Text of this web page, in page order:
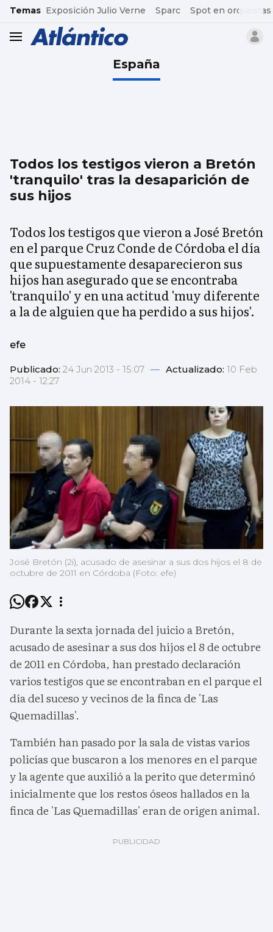
common.go-to-content
Temas Exposición Julio Verne Sparc Spot en orquestas
header.menu.open
España
Todos los testigos vieron a Bretón
'tranquilo' tras la desaparición de
sus hijos
Todos los testigos que vieron a José Bretón
en el parque Cruz Conde de Córdoba el día
que supuestamente desaparecieron sus
hijos han asegurado que se encontraba
'tranquilo' y en una actitud 'muy diferente
a la de alguien que ha perdido a sus hijos'.
efe
Publicado: 24 Jun 2013 - 15:07 — Actualizado: 10 Feb
2014 - 12:27
José Bretón (2i), acusado de asesinar a sus dos hijos el 8 de
octubre de 2011 en Córdoba (Foto: efe)
Durante la sexta jornada del juicio a Bretón,
acusado de asesinar a sus dos hijos el 8 de octubre
de 2011 en Córdoba, han prestado declaración
varios testigos que se encontraban en el parque el
día del suceso y vecinos de la finca de 'Las
Quemadillas'.
También han pasado por la sala de vistas varios
policías que buscaron a los menores en el parque
y la agente que auxilió a la perito que determinó
inicialmente que los restos óseos hallados en la
finca de 'Las Quemadillas' eran de origen animal.